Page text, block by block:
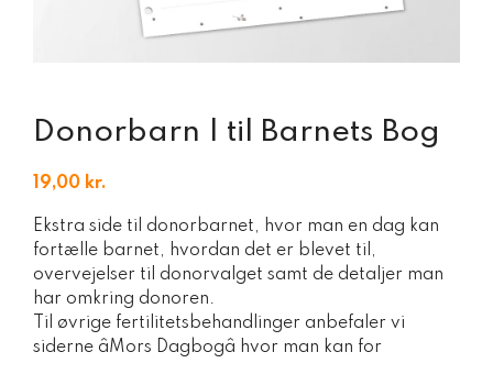
Donorbarn | til Barnets Bog
19,00 kr.
Ekstra side til donorbarnet, hvor man en dag kan
fortælle barnet, hvordan det er blevet til,
overvejelser til donorvalget samt de detaljer man
har omkring donoren.
Til øvrige fertilitetsbehandlinger anbefaler vi
siderne âMors Dagbogâ hvor man kan for